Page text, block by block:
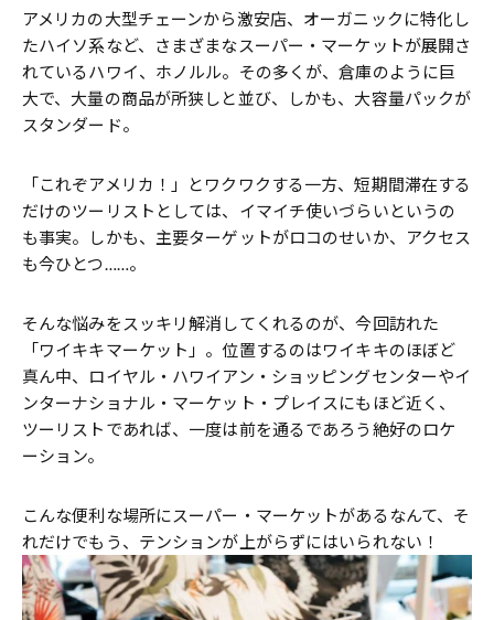
アメリカの大型チェーンから激安店、オーガニックに特化し
たハイソ系など、さまざまなスーパー・マーケットが展開さ
れているハワイ、ホノルル。その多くが、倉庫のように巨
大で、大量の商品が所狭しと並び、しかも、大容量パックが
スタンダード。
「これぞアメリカ！」とワクワクする一方、短期間滞在する
だけのツーリストとしては、イマイチ使いづらいというの
も事実。しかも、主要ターゲットがロコのせいか、アクセス
も今ひとつ……。
そんな悩みをスッキリ解消してくれるのが、今回訪れた
「ワイキキマーケット」。位置するのはワイキキのほぼど
真ん中、ロイヤル・ハワイアン・ショッピングセンターやイ
ンターナショナル・マーケット・プレイスにもほど近く、
ツーリストであれば、一度は前を通るであろう絶好のロケ
ーション。
こんな便利な場所にスーパー・マーケットがあるなんて、そ
れだけでもう、テンションが上がらずにはいられない！